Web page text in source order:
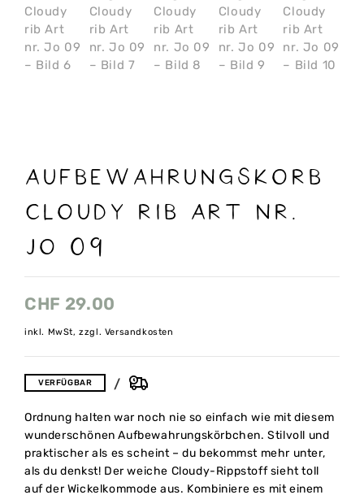
Aufbewahrungskorb
Cloudy rib Art nr.
Jo 09
CHF 29.00
inkl. MwSt, zzgl. Versandkosten
VERFÜGBAR
Ordnung halten war noch nie so einfach wie mit diesem
wunderschönen Aufbewahrungskörbchen. Stilvoll und
praktischer als es scheint – du bekommst mehr unter,
als du denkst! Der weiche Cloudy-Rippstoff sieht toll
auf der Wickelkommode aus. Kombiniere es mit einem